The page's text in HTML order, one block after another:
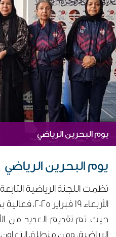
يوم البحرين الرياضي
يوم البحرين الرياضي
نظمت اللجنة الرياضية
الأربعاء 19
حيث تم تقديم العديد من
الرياضية. ومن منطلق